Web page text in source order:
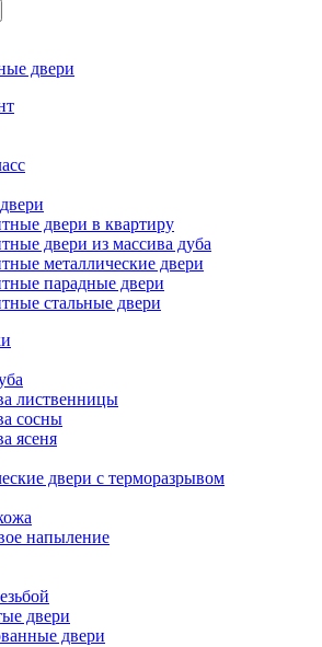
двери
двери в квартиру
двери из массива дуба
металлические двери
парадные двери
стальные двери
лиственницы
сосны
ясеня
двери с терморазрывом
напыление
двери
двери